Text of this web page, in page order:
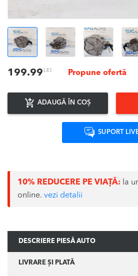
199.99 LEI Propune ofertă
ADAUGĂ ÎN COȘ
SUPORT
10% REDUCERE PE VIAȚĂ: la
online. vezi detalii
DESCRIERE PIESĂ AUTO
LIVRARE ȘI PLATĂ